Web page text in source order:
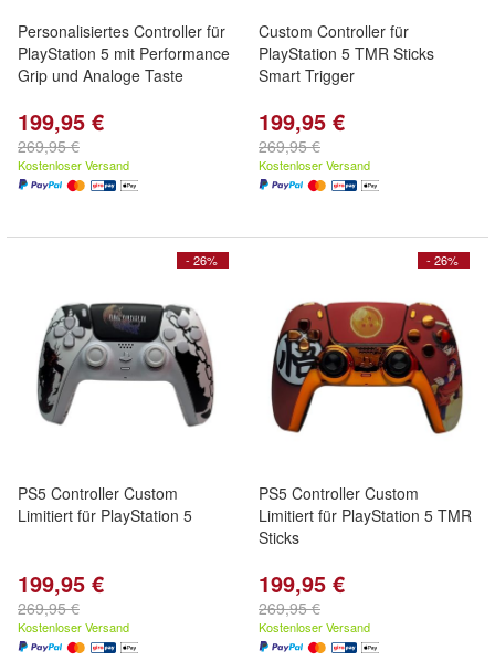
Personalisiertes Controller für
PlayStation 5 mit Performance
Grip und Analoge Taste
199,95 €
269,95 €
Kostenloser Versand
Custom Controller für
PlayStation 5 TMR Sticks
Smart Trigger
199,95 €
269,95 €
Kostenloser Versand
- 26%
PS5 Controller Custom
Limitiert für PlayStation 5
199,95 €
269,95 €
Kostenloser Versand
- 26%
PS5 Controller Custom
Limitiert für PlayStation 5 TMR
Sticks
199,95 €
269,95 €
Kostenloser Versand